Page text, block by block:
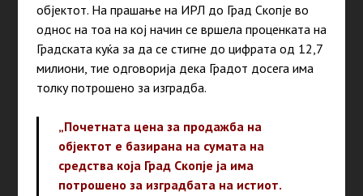
објектот. На прашање на ИРЛ до Град Скопје во
однос на тоа на кој начин се вршела проценката на
Градската куќа за да се стигне до цифрата од 12,7
милиони, тие одговорија дека Градот досега има
толку потрошено за изградба.
„Почетната цена за продажба на
објектот е базирана на сумата на
средства која Град Скопје ја има
потрошено за изградбата на истиот.